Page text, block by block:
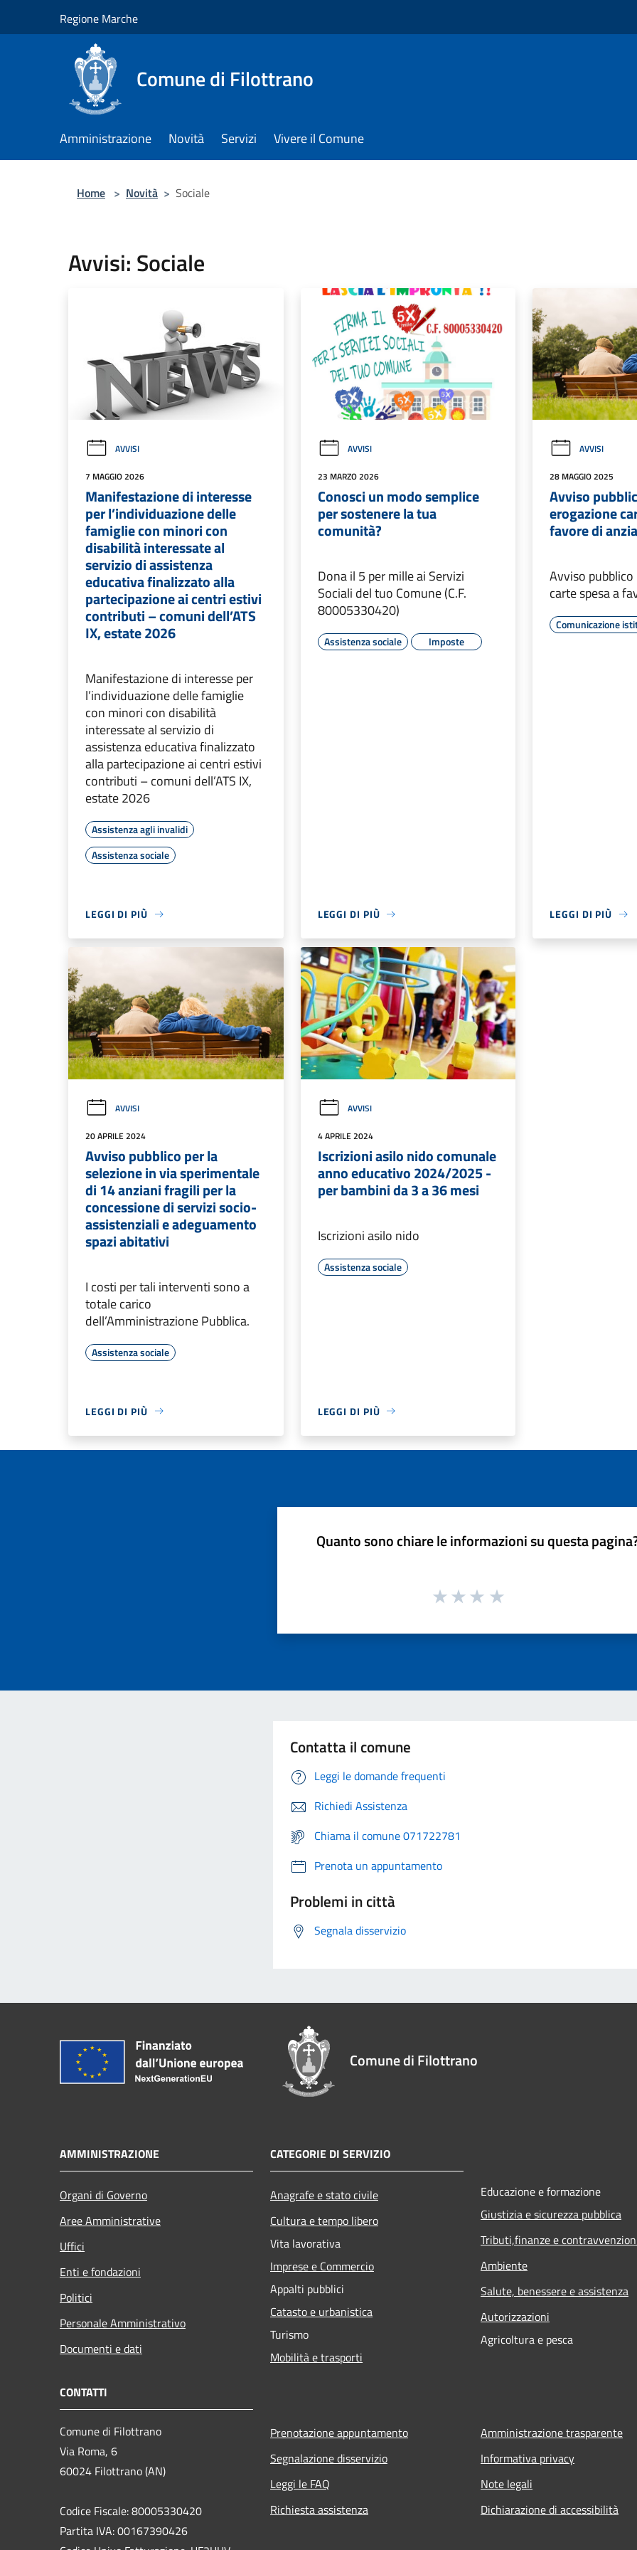
Regione Marche
Comune di Filottrano
Amministrazione Novità Servizi Vivere il Comune
Home > Novità > Sociale
Avvisi: Sociale
AVVISI
7 MAGGIO 2026
Manifestazione di interesse
per l’individuazione delle
famiglie con minori con
disabilità interessate al
servizio di assistenza
educativa finalizzato alla
partecipazione ai centri estivi
contributi – comuni dell’ATS
IX, estate 2026
Manifestazione di interesse per
l’individuazione delle famiglie
con minori con disabilità
interessate al servizio di
assistenza educativa finalizzato
alla partecipazione ai centri estivi
contributi – comuni dell’ATS IX,
estate 2026
Assistenza agli invalidi
Assistenza sociale
LEGGI DI PIÙ
AVVISI
23 MARZO 2026
Conosci un modo semplice
per sostenere la tua
comunità?
Dona il 5 per mille ai Servizi
Sociali del tuo Comune (C.F.
80005330420)
Assistenza sociale Imposte
LEGGI DI PIÙ
AVVISI
28 MAGGIO 2025
Avviso
erogazione
favore di
Avviso
carte spesa a
Comunicazione
LEGGI DI PIÙ
AVVISI
20 APRILE 2024
Avviso pubblico per la
selezione in via sperimentale
di 14 anziani fragili per la
concessione di servizi socio-
assistenziali e adeguamento
spazi abitativi
I costi per tali interventi sono a
totale carico
dell’Amministrazione Pubblica.
Assistenza sociale
LEGGI DI PIÙ
AVVISI
4 APRILE 2024
Iscrizioni asilo nido comunale
anno educativo 2024/2025 -
per bambini da 3 a 36 mesi
Iscrizioni asilo nido
Assistenza sociale
LEGGI DI PIÙ
Quanto sono chiare le informazioni su questa
Contatta il comune
Leggi le domande frequenti
Richiedi Assistenza
Chiama il comune 071722781
Prenota un appuntamento
Problemi in città
Segnala disservizio
Comune di Filottrano
AMMINISTRAZIONE
Organi di Governo
Aree Amministrative
Uffici
Enti e fondazioni
Politici
Personale Amministrativo
Documenti e dati
CATEGORIE DI SERVIZIO
Anagrafe e stato civile
Cultura e tempo libero
Vita lavorativa
Imprese e Commercio
Appalti pubblici
Catasto e urbanistica
Turismo
Mobilità e trasporti
Educazione e formazione
Giustizia e sicurezza pubblica
Tributi,finanze e
Ambiente
Salute, benessere e assistenza
Autorizzazioni
Agricoltura e pesca
CONTATTI
Comune di Filottrano
Via Roma, 6
60024 Filottrano (AN)
Codice Fiscale: 80005330420
Partita IVA: 00167390426
Prenotazione appuntamento
Segnalazione disservizio
Leggi le FAQ
Richiesta assistenza
Amministrazione trasparente
Informativa privacy
Note legali
Dichiarazione di accessibilità